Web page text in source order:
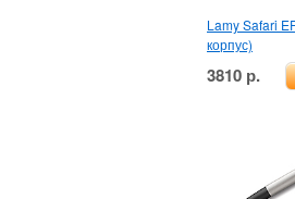
Lamy Safari
корпус)
3810 р.